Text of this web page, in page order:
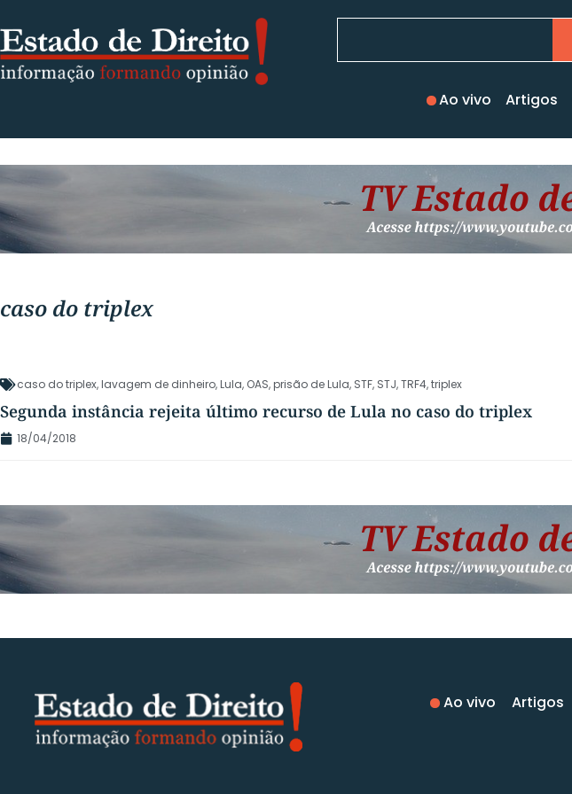
Ao vivo Artigos
caso do triplex
caso do triplex,lavagem de dinheiro,Lula, OAS,prisão de Lula, STF, STJ,TRF4,triplex
Segunda instância rejeita último recurso de Lula no caso do triplex
18/04/2018
Ao vivo Artigos